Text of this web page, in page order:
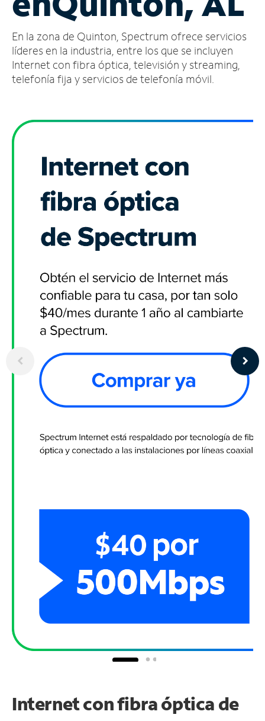
cuenta
Encuentra
una
tienda
En la zona de Quinton, Spectrum ofrece servicios
líderes en la industria, entre los que se incluyen
Internet con fibra óptica, televisión y streaming,
telefonía fija y servicios de telefonía móvil.
Internet con fibra óptica de